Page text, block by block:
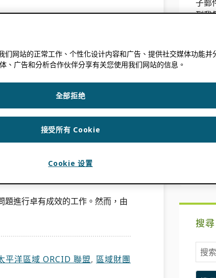
研究成果的可發現性，簡化工作
坎普芬斯，《科研誠信》：[…]
區，區域聯盟
題進行卓有成效的工作。然而，由
平洋區域 ORCID 聯盟, 區域財團
子郵
到我
搜尋
搜
索
這
们网站的正常工作、个性化设计内容和广告、提供社交媒体功能并
、广告和分析合作伙伴分享有关您使用我们网站的信息。
全部拒绝
接受所有 Cookie
Cookie 设置